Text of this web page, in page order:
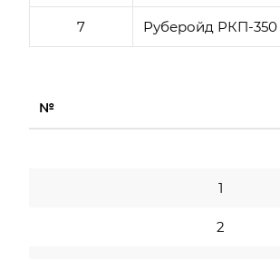
7 Руберойд РКП-350
№
1
2